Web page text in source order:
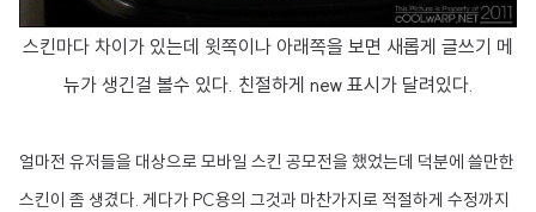
스킨마다 차이가 있는데 윗쪽이나 아래쪽을 보면 새롭게 글쓰기 메
뉴가 생긴걸 볼수 있다. 친절하게 new 표시가 달려있다.
얼마전 유저들을 대상으로 모바일 스킨 공모전을 했었는데 덕분에 쓸만한
스킨이 좀 생겼다. 게다가 PC용의 그것과 마찬가지로 적절하게 수정까지